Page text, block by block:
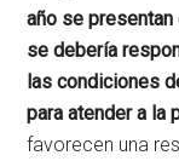
año se
se debería
las condiciones
para atender a la
favorecen una